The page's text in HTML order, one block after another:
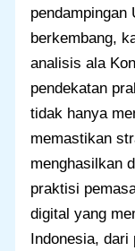
pendampingan
berkembang,
analisis ala
pendekatan
tidak hanya
memastikan
menghasilkan
praktisi
digital yang
Indonesia, dari